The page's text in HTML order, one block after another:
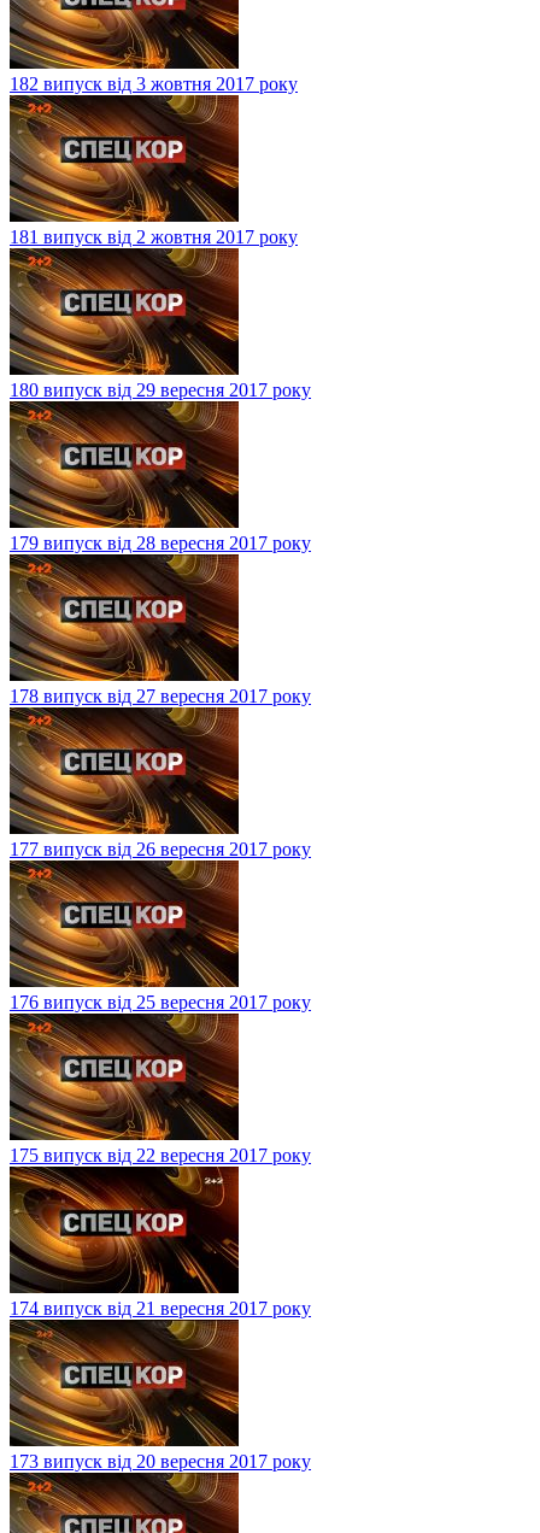
182 випуск від 3 жовтня 2017 року
181 випуск від 2 жовтня 2017 року
180 випуск від 29 вересня 2017 року
179 випуск від 28 вересня 2017 року
178 випуск від 27 вересня 2017 року
177 випуск від 26 вересня 2017 року
176 випуск від 25 вересня 2017 року
175 випуск від 22 вересня 2017 року
174 випуск від 21 вересня 2017 року
173 випуск від 20 вересня 2017 року